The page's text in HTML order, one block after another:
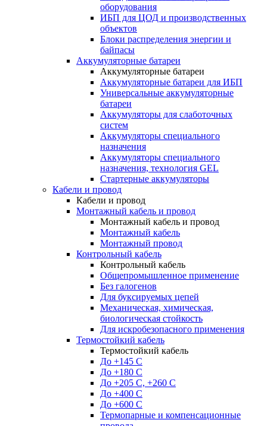
оборудования
ИБП для ЦОД и производственных
объектов
Блоки распределения энергии и
байпасы
Аккумуляторные батареи
Аккумуляторные батареи
Аккумуляторные батареи для ИБП
Универсальные аккумуляторные
батареи
Аккумуляторы для слаботочных
систем
Аккумуляторы специального
назначения
Аккумуляторы специального
назначения, технология GEL
Стартерные аккумуляторы
Кабели и провод
Кабели и провод
Монтажный кабель и провод
Монтажный кабель и провод
Монтажный кабель
Монтажный провод
Контрольный кабель
Контрольный кабель
Общепромышленное применение
Без галогенов
Для буксируемых цепей
Механическая, химическая,
биологическая стойкость
Для искробезопасного применения
Термостойкий кабель
Термостойкий кабель
До +145 С
До +180 C
До +205 С, +260 С
До +400 C
До +600 С
Термопарные и компенсационные